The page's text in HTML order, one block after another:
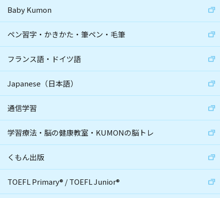
Baby Kumon
ペン習字・かきかた・筆ペン・毛筆
フランス語・ドイツ語
Japanese（日本語）
通信学習
学習療法・脳の健康教室・KUMONの脳トレ
くもん出版
TOEFL Primary® /TOEFL Junior®